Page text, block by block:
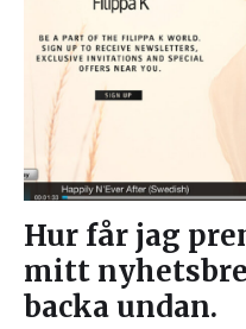
Hur får jag
mitt
backa undan.